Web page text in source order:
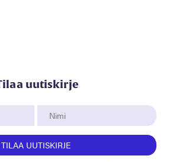
uutiskirje
TILAA UUTISKIRJE